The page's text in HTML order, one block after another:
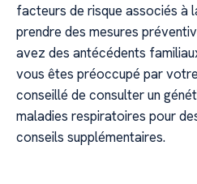
facteurs de risque associés à
prendre des mesures
avez des antécédents
vous êtes préoccupé par
conseillé de consulter un
maladies respiratoires pour
conseils supplémentaires.